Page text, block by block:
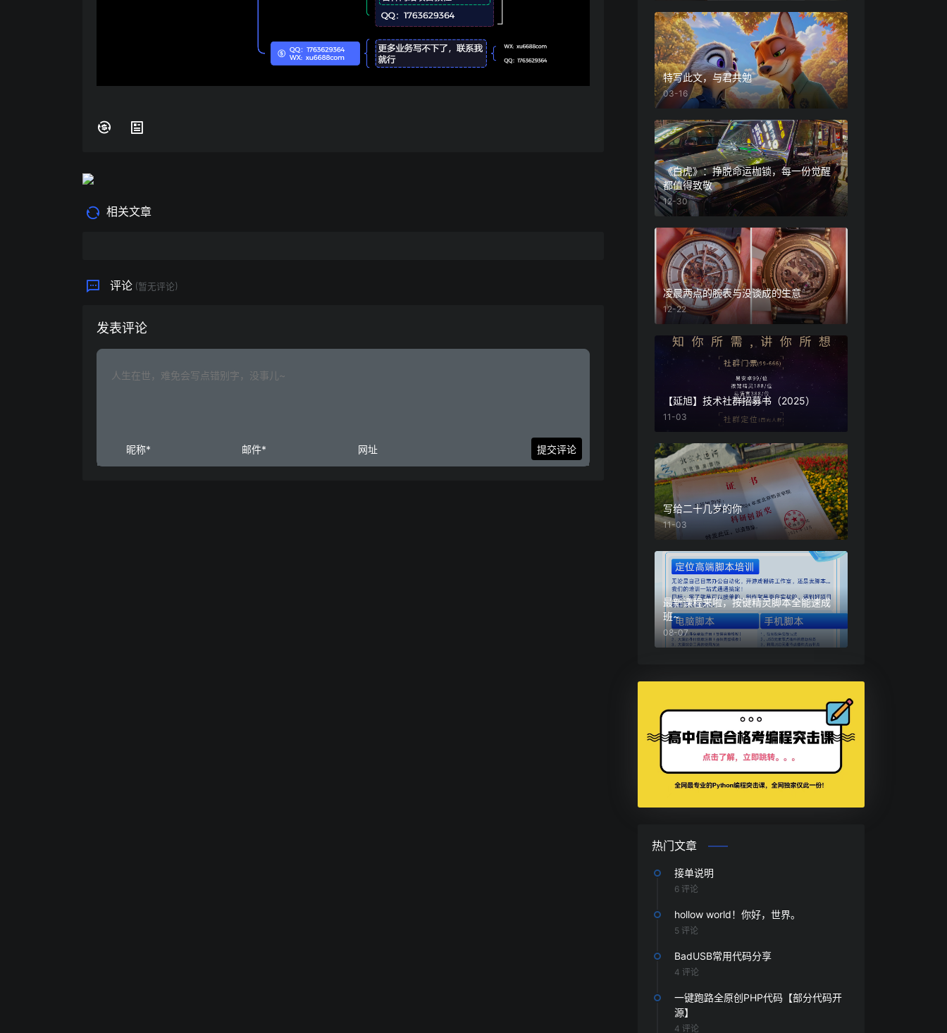
相关文章
评论 (暂无评论)
发表评论
特写此文，与君共勉
03-16
《白虎》：挣脱命运枷锁，每一份觉醒
都值得致敬
12-30
凌晨两点的腕表与没谈成的生意
12-22
【延旭】技术社群招募书（2025）
11-03
写给二十几岁的你
11-03
最新课程来啦，按键精灵脚本全能速成
班~
08-07
热门文章
接单说明
6 评论
hollow world！你好，世界。
5 评论
BadUSB常用代码分享
4 评论
一键跑路全原创PHP代码【部分代码开
源】
4 评论